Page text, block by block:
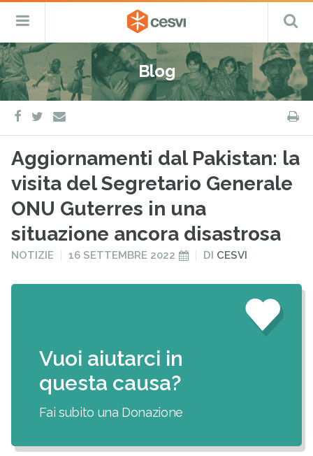
Salta
al
contenuto
CESVI
Fondazione
–
ETS
Cooperazione,
Emergenza
e
Sviluppo
Menu
Blog
facebook
twitter
e-
mail
Aggiornamenti dal Pakistan: la
visita del Segretario Generale
ONU Guterres in una
situazione ancora disastrosa
PUBBLICATO
NOTIZIE
PUBBLICATO
16 SETTEMBRE 2022 DI CESVI
Vuoi aiutarci in
questa causa?
Fai subito una Donazione